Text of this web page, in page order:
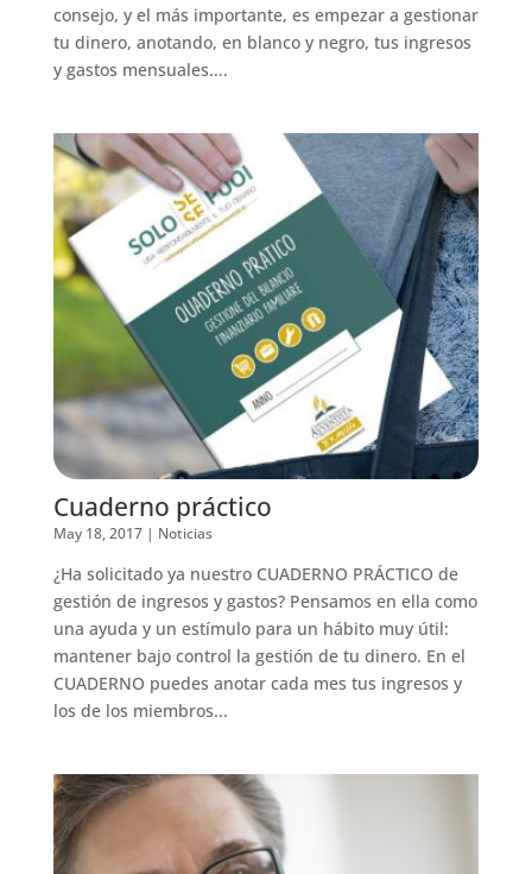
consejo, y el más importante, es empezar a gestionar
tu dinero, anotando, en blanco y negro, tus ingresos
y gastos mensuales....
Cuaderno práctico
May 18, 2017| Noticias
¿Ha solicitado ya nuestro CUADERNO PRÁCTICO de
gestión de ingresos y gastos? Pensamos en ella como
una ayuda y un estímulo para un hábito muy útil:
mantener bajo control la gestión de tu dinero. En el
CUADERNO puedes anotar cada mes tus ingresos y
los de los miembros...